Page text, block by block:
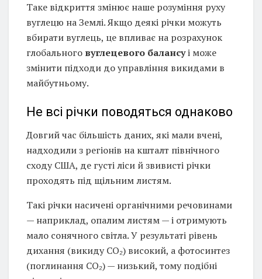
Таке відкриття змінює наше розуміння руху
вуглецю на Землі. Якщо деякі річки можуть
вбирати вуглець, це впливає на розрахунок
глобального вуглецевого балансуі може
змінити підходи до управління викидами в
майбутньому.
Не всі річки поводяться однаково
Довгий час більшість даних, які мали вчені,
надходили з регіонів на кшталт північного
сходу США, де густі ліси й звивисті річки
проходять під щільним листям.
Такі річки насичені органічними речовинами
— наприклад, опалим листям — і отримують
мало сонячного світла. У результаті рівень
дихання (викиду CO₂) високий, а фотосинтез
(поглинання CO₂) — низький, тому подібні